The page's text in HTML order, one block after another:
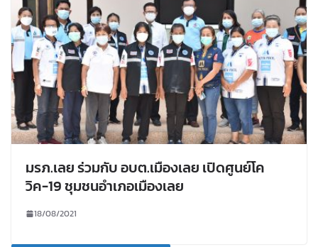
มรภ.เลย ร่วมกับ อบต.เมืองเลย เปิดศูนย์โค
วิค-19 ชุมชนอำเภอเมืองเลย
18/08/2021